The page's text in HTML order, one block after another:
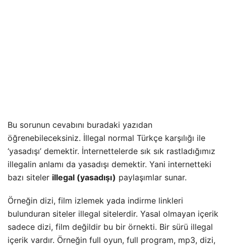
Bu sorunun cevabını buradaki yazıdan
öğrenebileceksiniz. İllegal normal Türkçe karşılığı ile
‘yasadışı’ demektir. İnternettelerde sık sık rastladığımız
illegalin anlamı da yasadışı demektir. Yani internetteki
bazı siteler illegal (yasadışı) paylaşımlar sunar.
Örneğin dizi, film izlemek yada indirme linkleri
bulunduran siteler illegal sitelerdir. Yasal olmayan içerik
sadece dizi, film değildir bu bir örnekti. Bir sürü illegal
içerik vardır. Örneğin full oyun, full program, mp3, dizi,